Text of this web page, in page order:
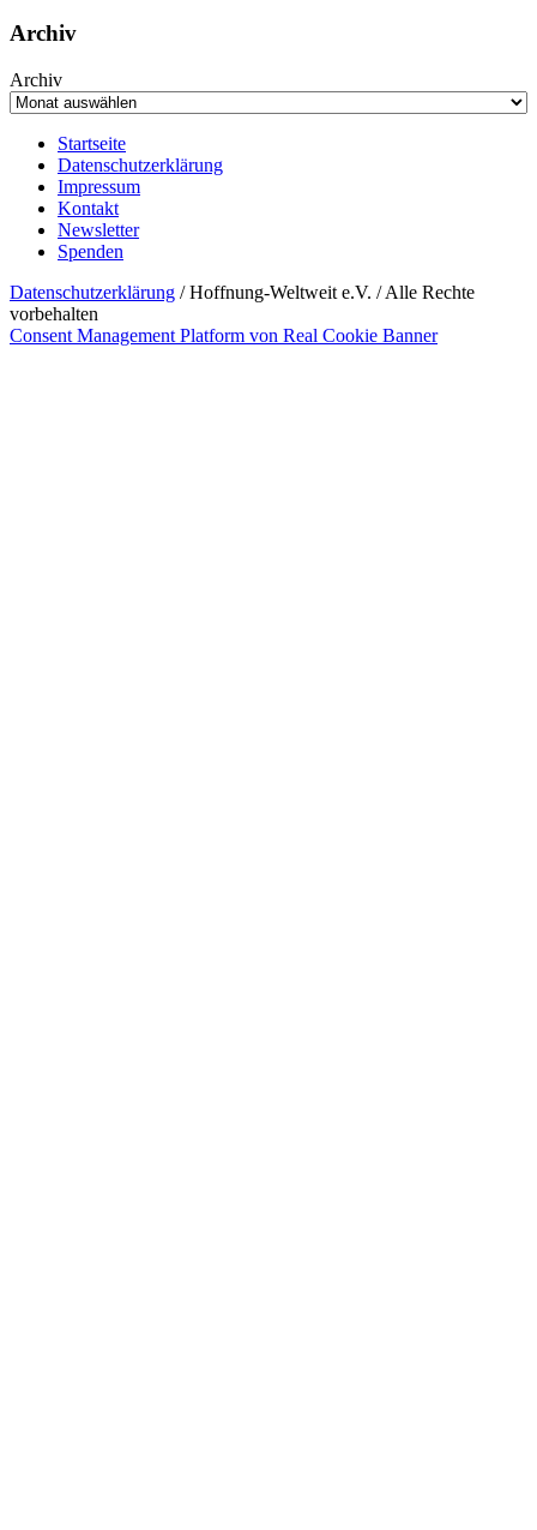
Archiv
Archiv
Startseite
Datenschutzerklärung
Impressum
Kontakt
Newsletter
Spenden
Datenschutzerklärung / Hoffnung-Weltweit e.V. / Alle Rechte
vorbehalten
Consent Management Platform von Real Cookie Banner